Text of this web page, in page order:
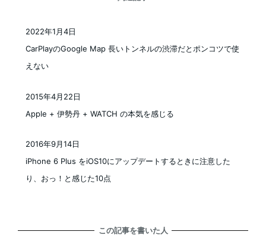
CarPlayのGoogle Map 長いトンネルの渋滞だとポンコツで使
えない
2022年1月4日
Apple + 伊勢丹 + WATCH の本気を感じる
投稿日
2015年4月22日
iPhone 6 Plus をiOS10にアップデートするときに注意した
り、おっ！と感じた10点
2016年9月14日
この記事を書いた人